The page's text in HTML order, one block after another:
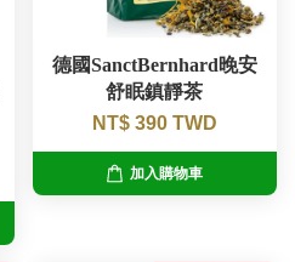
德國SanctBernhard晚安
舒眠鎮靜茶
NT$ 390 TWD
加入購物車